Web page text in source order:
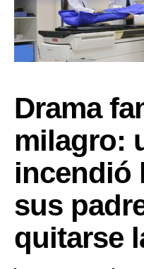
Drama
milagro:
incendió
sus
quitarse